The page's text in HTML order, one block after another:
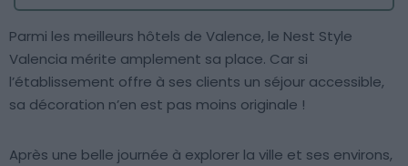
Parmi les meilleurs hôtels de Valence, le Nest Style
Valencia mérite amplement sa place. Car si
l’établissement offre à ses clients un séjour accessible,
sa décoration n’en est pas moins originale !
Après une belle journée à explorer la ville et ses environs,